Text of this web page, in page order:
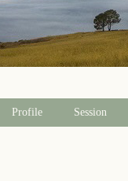
Profile Session